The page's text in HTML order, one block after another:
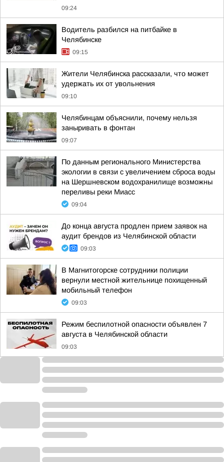
09:24
Водитель разбился на питбайке в
Челябинске
09:15
Жители Челябинска рассказали, что может
удержать их от увольнения
09:10
Челябинцам объяснили, почему нельзя
заныривать в фонтан
09:07
По данным регионального Министерства
экологии в связи с увеличением сброса воды
на Шершневском водохранилище возможны
переливы реки Миасс
09:04
До конца августа продлен прием заявок на
аудит брендов из Челябинской области
09:03
В Магнитогорске сотрудники полиции
вернули местной жительнице похищенный
мобильный телефон
09:03
Режим беспилотной опасности объявлен 7
августа в Челябинской области
09:03